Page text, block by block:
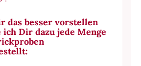
das besser vorstellen
ich Dir dazu jede Menge